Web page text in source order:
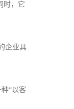
时，它
企业具
“以客